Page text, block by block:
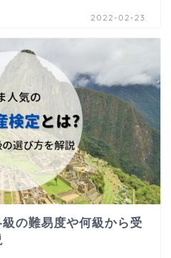
2022-02-23
の難易度や何級から受